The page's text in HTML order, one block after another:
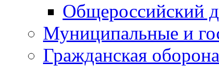
Общероссийский
Муниципальные и
Гражданская